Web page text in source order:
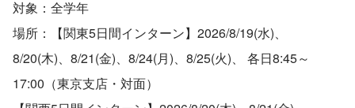
対象：全学年
場所：【関東5日間インターン】2026/8/19(水)、
8/20(木)、8/21(金)、8/24(月)、8/25(火)、 各日8:45～
17:00（東京支店・対面）